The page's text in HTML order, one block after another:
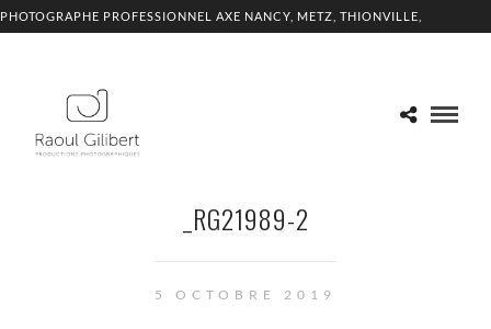
PHOTOGRAPHE PROFESSIONNEL AXE NANCY, METZ, THIONVILLE,
_RG21989-2
5 OCTOBRE 2019